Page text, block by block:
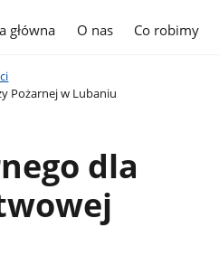
główna O nas Co robimy
Pożarnej w Lubaniu
dla